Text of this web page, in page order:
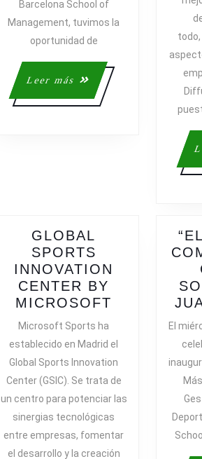
ESPORTS
Barcelona School of
Management, tuvimos la
oportunidad de
Leer más
Leer
más
GLOBAL
SPORTS
INNOVATION
CENTER BY
MICROSOFT GLOBAL
SPORTS
CENTER
BY
Microsoft Sports ha
establecido en Madrid el
Global Sports Innovation
Center (GSIC). Se trata de
un centro para potenciar las
sinergias tecnológicas
entre empresas, fomentar
el desarrollo y la creación
El